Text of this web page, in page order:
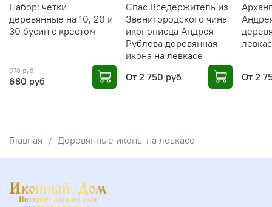
Набор: четки
деревянные на 10, 20 и
30 бусин с крестом
970 руб
680 руб
Спас Вседержитель из
Звенигородского чина
иконописца Андрея
Рублева деревянная
икона на левкасе
От 2 750 руб От 2
Главная Деревянные иконы на левкасе